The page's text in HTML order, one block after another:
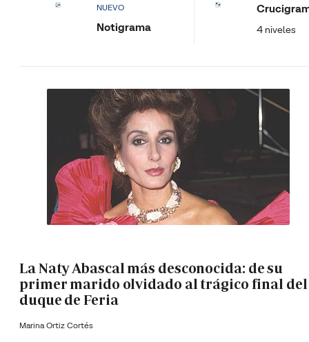
NUEVO
Notigrama 4 niveles
La Naty Abascal más desconocida: de su
primer marido olvidado al trágico final del
duque de Feria
Marina Ortiz Cortés